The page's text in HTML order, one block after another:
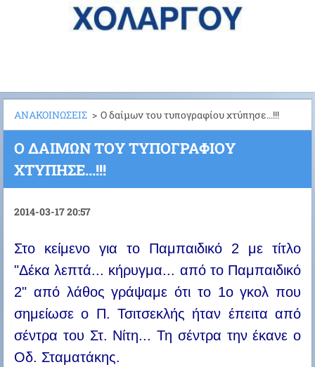
ΑΝΑΚΟΙΝΩΣΕΙΣ > Ο δαίμων του τυπογραφίου χτύπησε...!!!
Ο ΔΑΊΜΩΝ ΤΟΥ ΤΥΠΟΓΡΑΦΊΟΥ
ΧΤΎΠΗΣΕ...!!!
2014-03-17 20:57
Στο κείμενο για το Παμπαιδικό 2 με τίτλο
"Δέκα λεπτά... κήρυγμα... από το Παμπαιδικό
2" από λάθος γράψαμε ότι το 1ο γκολ που
σημείωσε ο Π. Τσιτσεκλής ήταν έπειτα από
σέντρα του Στ. Νίτη... Τη σέντρα την έκανε ο
Οδ. Σταματάκης.